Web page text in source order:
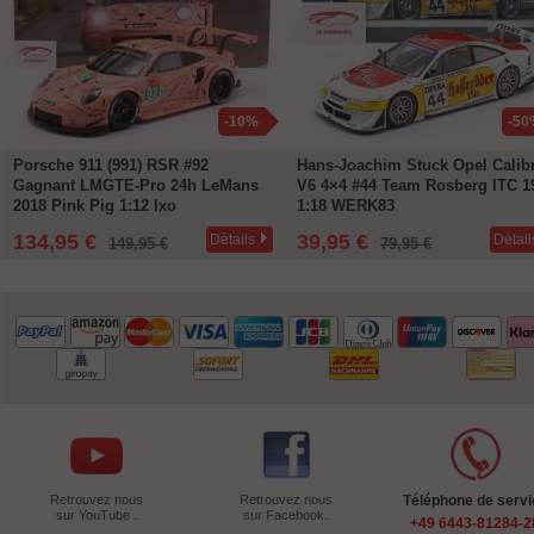
-10%
Porsche 911 (991) RSR #92
Gagnant LMGTE-Pro 24h LeMans
2018 Pink Pig 1:12 Ixo
134,95 € 149,95 € Détails
-
Hans-Joachim Stuck Opel
V6 4×4 #44 Team Rosberg ITC
1:18 WERK83
39,95 € 79,95 €
Retrouvez nous
sur YouTube .
Retrouvez nous
sur Facebook.
Téléphone de
+49 6443-81284-